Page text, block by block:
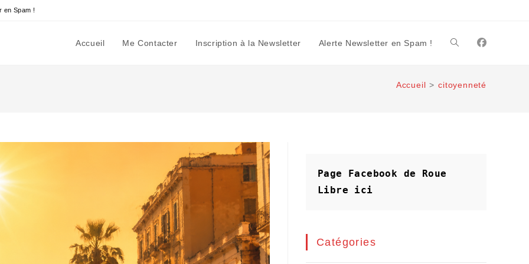
en Spam !
Accueil Me Contacter Inscription à la Newsletter Alerte Newsletter en Spam ! Toggle
website
Accueil > citoyenneté
Page Facebook de Roue
Libre
ici
Catégories